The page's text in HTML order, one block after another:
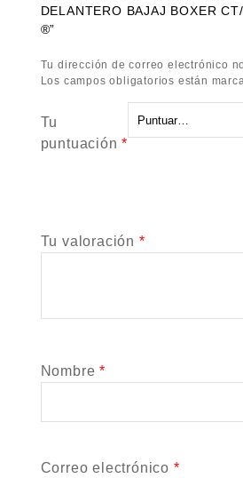
DELANTERO BAJAJ BOXER
®”
Tu dirección de correo electrónico
Los campos obligatorios están
Tu
puntuación*
Tu valoración *
Nombre*
Correo electrónico *